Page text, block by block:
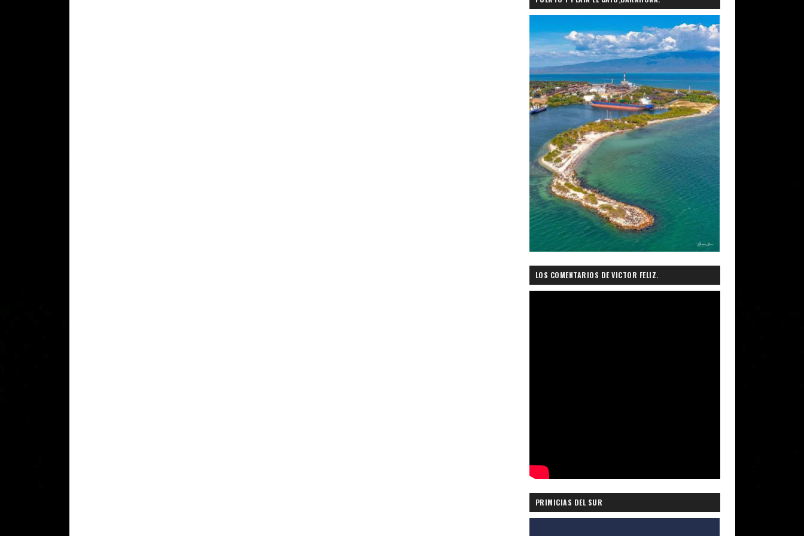
LOS COMENTARIOS DE VICTOR FELIZ.
PRIMICIAS DEL SUR